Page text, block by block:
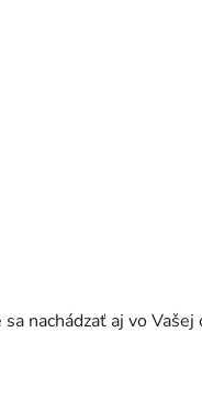
nachádzať aj vo